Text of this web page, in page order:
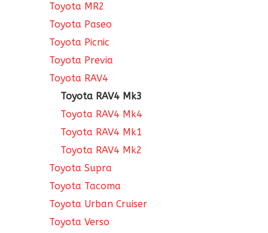
Toyota MR2
Toyota Paseo
Toyota Picnic
Toyota Previa
Toyota RAV4
Toyota RAV4 Mk3
Toyota RAV4 Mk4
Toyota RAV4 Mk1
Toyota RAV4 Mk2
Toyota Supra
Toyota Tacoma
Toyota Urban Cruiser
Toyota Verso